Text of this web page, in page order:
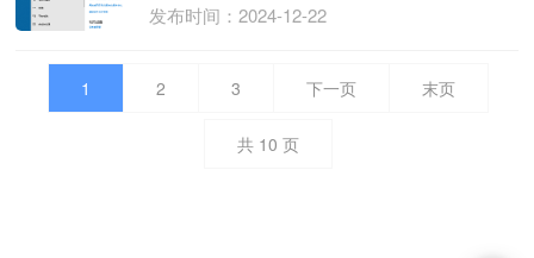
发布时间：2024-12-22
1 2 3 下一页 末页
共 10 页